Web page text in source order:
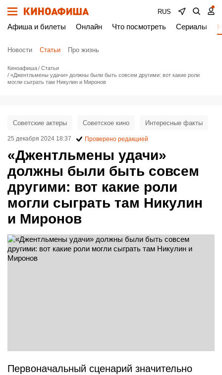
RUS
Афиша и билеты Онлайн Что посмотреть Сериалы
Новости Статьи Про жизнь
Киноафиша
Статьи
«Джентльмены удачи» должны были быть совсем другими: вот какие роли
могли сыграть там Никулин и Миронов
«Джентльмены удачи»
должны были быть совсем
другими: вот какие роли
могли сыграть там Никулин
и Миронов
Советские актеры Советское кино Интересные факты
25 декабря 2024 18:37 Проверено редакцией
Первоначальный сценарий значительно